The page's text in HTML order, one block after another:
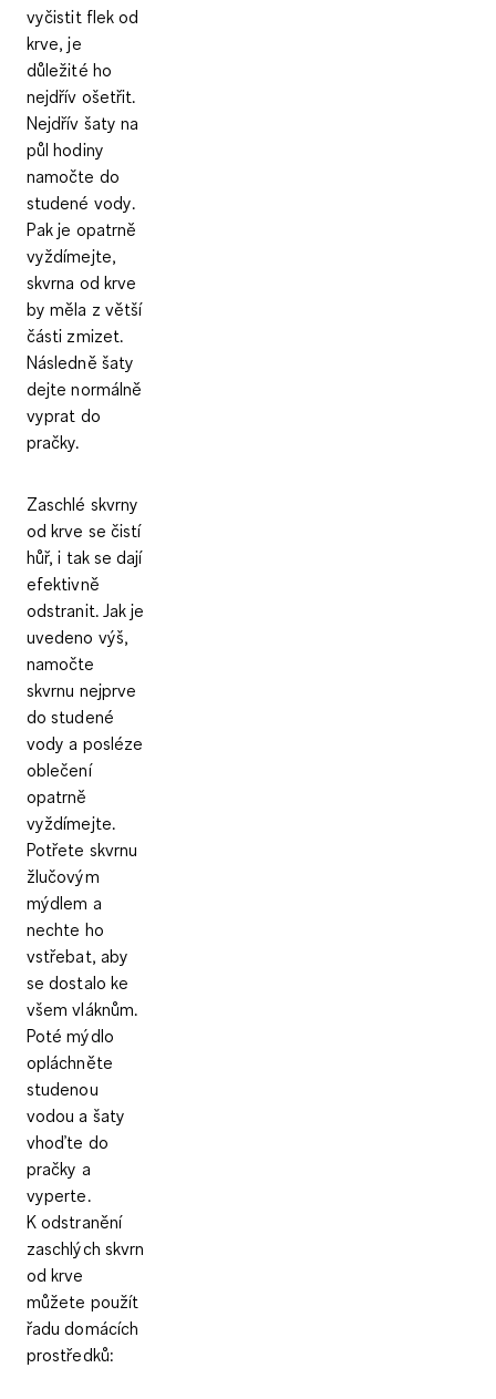
vyčistit flek od
krve,je
důležité ho
nejdřív ošetřit.
Nejdřív šaty na
půl hodiny
namočte do
studené vody.
Pak je opatrně
vyždímejte,
skvrna od krve
by měla z větší
části zmizet.
Následně šaty
dejte normálně
vyprat do
pračky.
Zaschlé skvrny
od krve se čistí
hůř, i tak se dají
efektivně
odstranit. Jak je
uvedeno výš,
namočte
skvrnu nejprve
do studené
vody a posléze
oblečení
opatrně
vyždímejte.
Potřete skvrnu
žlučovým
mýdlem a
nechte ho
vstřebat, aby
se dostalo ke
všem vláknům.
Poté mýdlo
opláchněte
studenou
vodou a šaty
vhoďte do
pračky a
vyperte.
K odstranění
zaschlých skvrn
od krve
můžete použít
řadu domácích
prostředků: